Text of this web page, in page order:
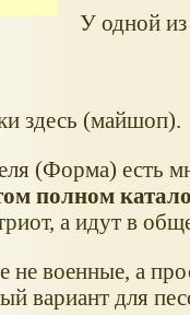
У одной из
здесь (майшоп).
(Форма) есть
полном
а идут в
не военные, а
вариант для